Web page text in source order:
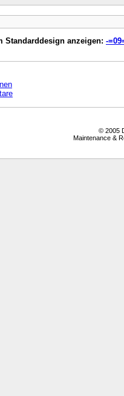
Standarddesign anzeigen: -
© 2005
Maintenance &